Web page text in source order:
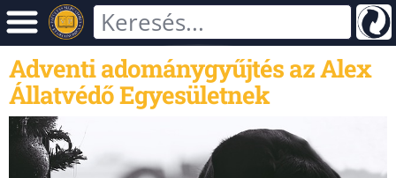
Adventi adománygyűjtés az Alex
Állatvédő Egyesületnek